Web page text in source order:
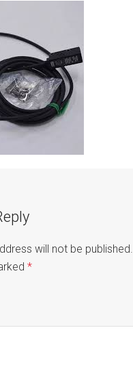
will not be published.
*